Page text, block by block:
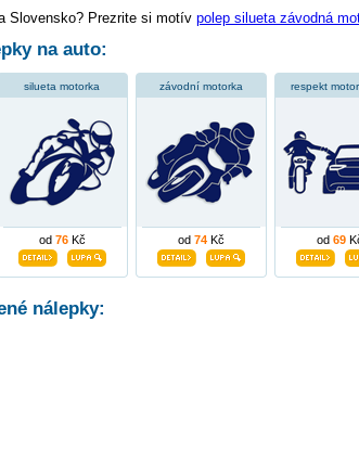
Slovensko? Prezrite si motív polep silueta závodná
na auto:
silueta motorka
od 76Kč
závodní motorka
od 74Kč
respekt
od 69
nálepky: